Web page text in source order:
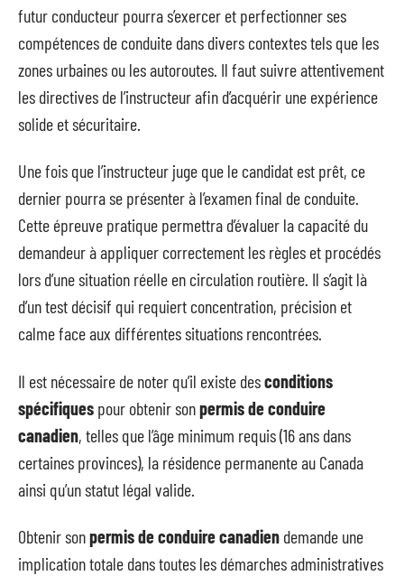
futur conducteur pourra s’exercer et perfectionner ses
compétences de conduite dans divers contextes tels que les
zones urbaines ou les autoroutes. Il faut suivre attentivement
les directives de l’instructeur afin d’acquérir une expérience
solide et sécuritaire.
Une fois que l’instructeur juge que le candidat est prêt, ce
dernier pourra se présenter à l’examen final de conduite.
Cette épreuve pratique permettra d’évaluer la capacité du
demandeur à appliquer correctement les règles et procédés
lors d’une situation réelle en circulation routière. Il s’agit là
d’un test décisif qui requiert concentration, précision et
calme face aux différentes situations rencontrées.
Il est nécessaire de noter qu’il existe desconditions
spécifiques pour obtenir sonpermis de conduire
canadien, telles que l’âge minimum requis (16 ans dans
certaines provinces), la résidence permanente au Canada
ainsi qu’un statut légal valide.
Obtenir sonpermis de conduire canadien demande une
implication totale dans toutes les démarches administratives